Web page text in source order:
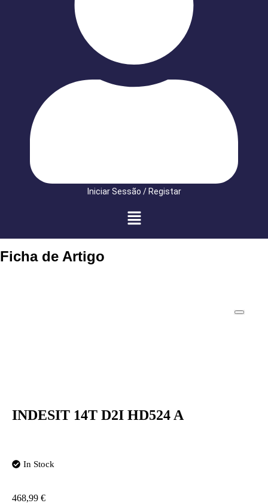
Iniciar Sessão / Registar
Ficha de Artigo
INDESIT 14T D2I HD524 A
In Stock
468,99 €